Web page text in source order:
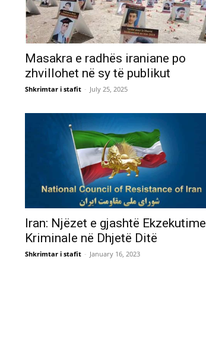
Masakra e radhës iraniane po
zhvillohet në sy të publikut
Shkrimtar i stafit - July 25, 2025
Iran: Njëzet e gjashtë Ekzekutime
Kriminale në Dhjetë Ditë
Shkrimtar i stafit - January 16, 2023